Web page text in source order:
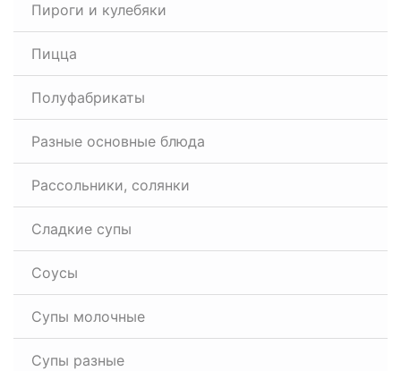
Пироги и кулебяки
Пицца
Полуфабрикаты
Разные основные блюда
Рассольники, солянки
Сладкие супы
Соусы
Супы молочные
Супы разные